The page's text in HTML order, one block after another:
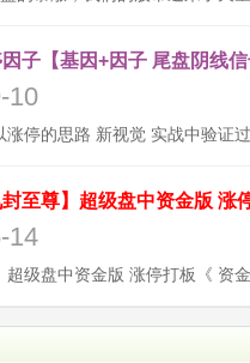
子【基因+因子 尾盘阴线
10
14